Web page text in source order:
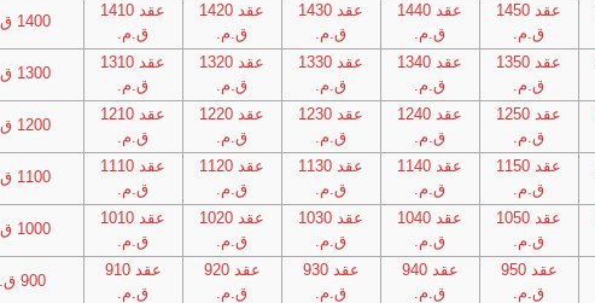
عقد 1450
ق.م.
عقد 1440
ق.م.
عقد 1430
ق.م.
عقد 1420
ق.م.
عقد 1410
ق.م.
1400 ق.م.
عقد 1350
ق.م.
عقد 1340
ق.م.
عقد 1330
ق.م.
عقد 1320
ق.م.
عقد 1310
ق.م.
1300 ق.م.
عقد 1250
ق.م.
عقد 1240
ق.م.
عقد 1230
ق.م.
عقد 1220
ق.م.
عقد 1210
ق.م.
1200 ق.م.
عقد 1150
ق.م.
عقد 1140
ق.م.
عقد 1130
ق.م.
عقد 1120
ق.م.
عقد 1110
ق.م.
1100 ق.م.
عقد 1050
ق.م.
عقد 1040
ق.م.
عقد 1030
ق.م.
عقد 1020
ق.م.
عقد 1010
ق.م.
1000 ق.م.
عقد 950
ق.م.
عقد 940
ق.م.
عقد 930
ق.م.
عقد 920
ق.م.
عقد 910
ق.م.
900 ق.م.